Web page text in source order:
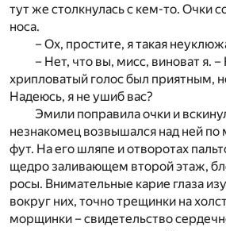
тут же столкнулась с кем-то. Очки
носа.
– Ох, простите, я такая
– Нет, что вы, мисс, виноват я.
хрипловатый голос был приятным,
Надеюсь, я не ушиб вас?
Эмили поправила очки и
незнакомец возвышался над ней
фут. На его шляпе и отворотах
щедро заливающем второй этаж,
росы. Внимательные карие глаза
вокруг них, точно трещинки на
морщинки – свидетельство